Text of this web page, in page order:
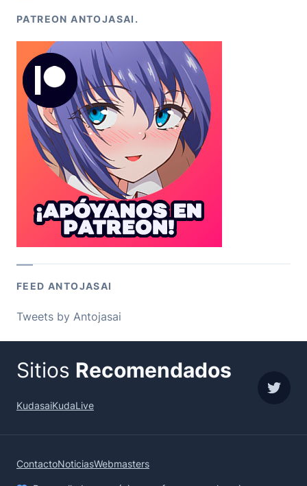
PATREON ANTOJASAI.
FEED ANTOJASAI
Tweets by Antojasai
Sitios Recomendados
KudasaiKudaLive
ContactoNoticiasWebmasters